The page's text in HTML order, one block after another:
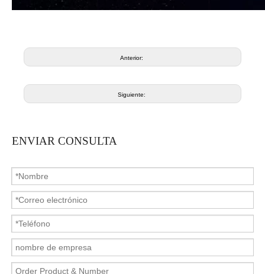
Anterior:
Siguiente:
ENVIAR CONSULTA